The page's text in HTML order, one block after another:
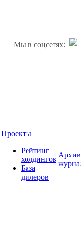
Мы в соцсетях:
Проекты
Рейтинг
холдингов
База
дилеров
Архив